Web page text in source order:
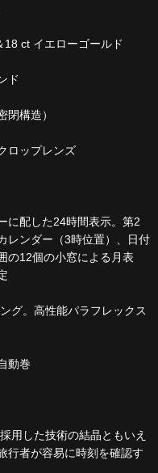
ct イエローゴールド
ド
閉構造）
ロップレンズ
に配した24時間表示。第2
レンダー（3時位置）、日付
の12個の小窓による月表
グ。高性能パラフレックス
動巻
用した技術の結晶ともいえ
行者が容易に時刻を確認す